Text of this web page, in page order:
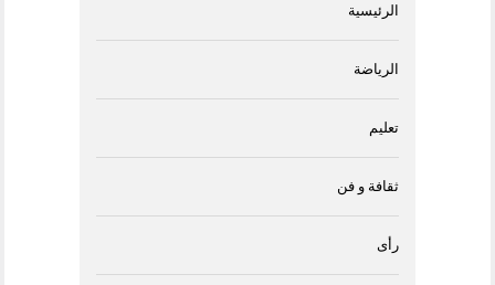
الرئيسية
الرياضة
تعليم
ثقافة و فن
رأى